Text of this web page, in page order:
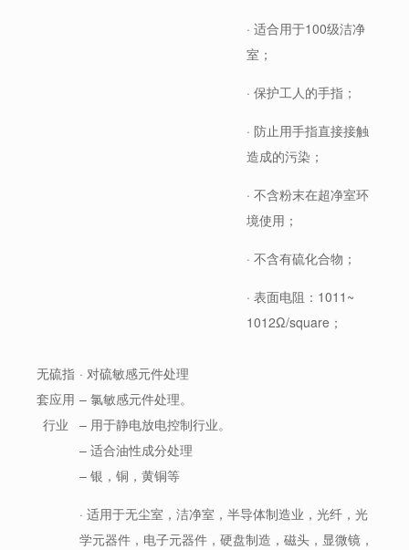
· 适合用于100级洁净
室；
· 保护工人的手指；
· 防止用手指直接接触
造成的污染；
· 不含粉末在超净室环
境使用；
· 不含有硫化合物；
· 表面电阻：1011~
1012Ω/square；
无硫指
套应用
行业
· 对硫敏感元件处理
– 氯敏感元件处理。
– 用于静电放电控制行业。
– 适合油性成分处理
– 银，铜，黄铜等
· 适用于无尘室，洁净室，半导体制造业，光纤，光
学元器件，电子元器件，硬盘制造，磁头，显微镜，